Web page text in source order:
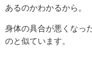
あるのかわかるから。
身体の具合が悪くなっ
のと似ています。